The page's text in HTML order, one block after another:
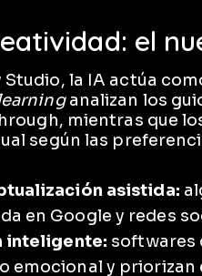
el
Studio, la IA actúa
analizan los
mientras que
según las
asistida:
en Google y redes
inteligente: softwares
emocional y priorizan